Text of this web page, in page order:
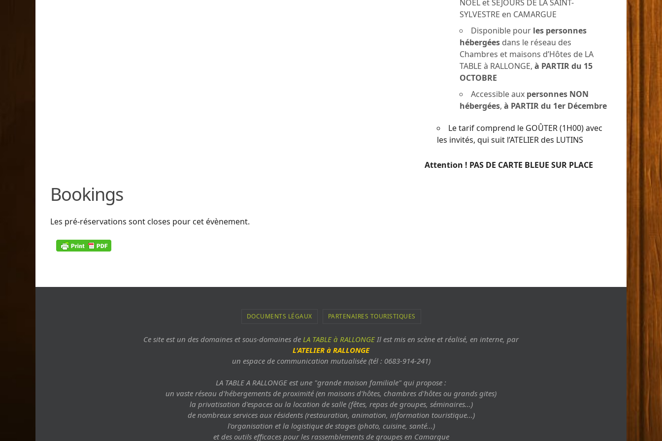
NOËL et SÉJOURS DE LA SAINT-
SYLVESTRE en CAMARGUE
Disponible pour les personnes
hébergées dans le réseau des
Chambres et maisons d’Hôtes de LA
TABLE à RALLONGE,à PARTIR du 15
OCTOBRE
Accessible aux personnes NON
hébergées,à PARTIR du 1er Décembre
Le tarif comprend le GOÛTER (1H00) avec
les invités, qui suit l’ATELIER des LUTINS
Attention ! PAS DE CARTE BLEUE SUR PLACE
Bookings
Les pré-réservations sont closes pour cet évènement.
DOCUMENTS LÉGAUX PARTENAIRES TOURISTIQUES
Ce site est un des domaines et sous-domaines de LA TABLE à RALLONGEIl est mis en scène et réalisé, en interne, par
L'ATELIER à RALLONGE
un espace de communication mutualisée (tél : 0683-914-241)
LA TABLE A RALLONGE est une "grande maison familiale" qui propose :
un vaste réseau d'hébergements de proximité (en maisons d'hôtes, chambres d'hôtes ou grands gites)
la privatisation d'espaces ou la location de salle (fêtes, repas de groupes, séminaires...)
de nombreux services aux résidents (restauration, animation, information touristique...)
l'organisation et la logistique de stages (photo, cuisine, santé...)
et des outils efficaces pour les rassemblements de groupes en Camargue